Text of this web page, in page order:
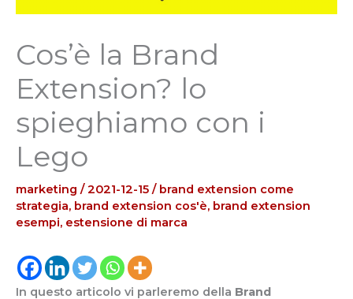
Cos’è la Brand
Extension? lo
spieghiamo con i
Lego
marketing /2021-12-15 / brand extension come
strategia, brand extension cos'è, brand extension
esempi, estensione di marca
In questo articolo vi parleremo della Brand